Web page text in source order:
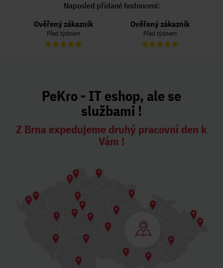
Naposled přidané hodnocení:
Ověřený zákazník
Před týdnem
Ověřený zákazník
Před týdnem
PeKro - IT eshop, ale se
službami !
Z Brna expedujeme druhý pracovní den k
Vám !